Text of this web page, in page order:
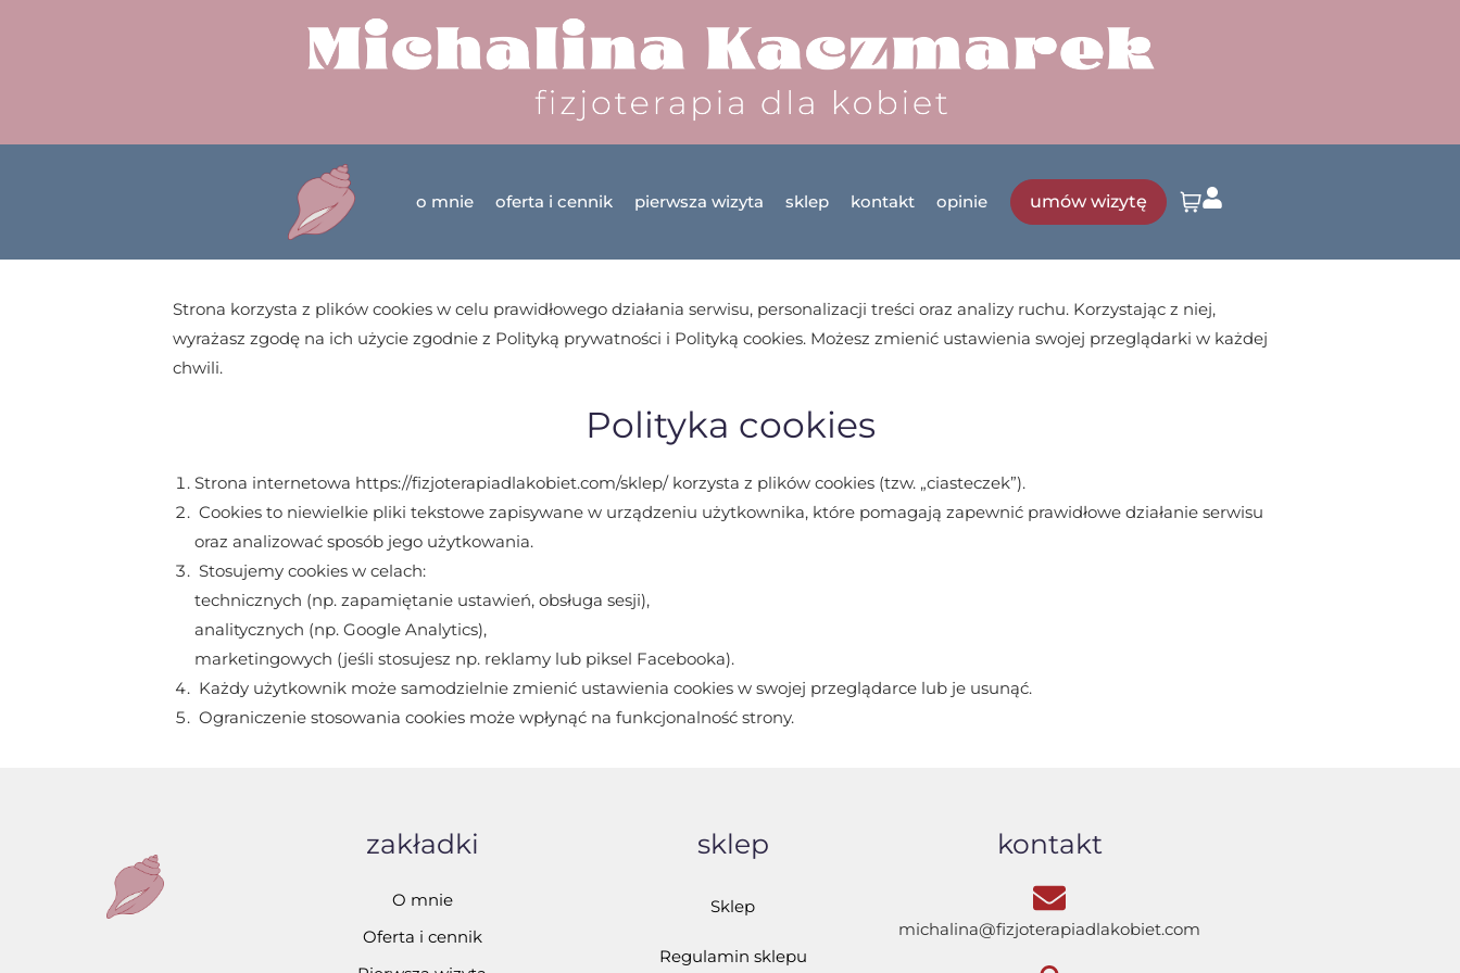
o mnie oferta i cennik pierwsza wizyta sklep kontakt opinie umów wizytę
Strona korzysta z plików cookies w celu prawidłowego działania serwisu, personalizacji treści oraz analizy ruchu. Korzystając z niej,
wyrażasz zgodę na ich użycie zgodnie z Polityką prywatności i Polityką cookies. Możesz zmienić ustawienia swojej przeglądarki w każdej
chwili.
Polityka cookies
Strona internetowa https://fizjoterapiadlakobiet.com/sklep/ korzysta z plików cookies (tzw. „ciasteczek”).
Cookies to niewielkie pliki tekstowe zapisywane w urządzeniu użytkownika, które pomagają zapewnić prawidłowe działanie serwisu
oraz analizować sposób jego użytkowania.
Stosujemy cookies w celach:
technicznych (np. zapamiętanie ustawień, obsługa sesji),
analitycznych (np. Google Analytics),
marketingowych (jeśli stosujesz np. reklamy lub piksel Facebooka).
Każdy użytkownik może samodzielnie zmienić ustawienia cookies w swojej przeglądarce lub je usunąć.
Ograniczenie stosowania cookies może wpłynąć na funkcjonalność strony.
zakładki
O mnie
Oferta i cennik
sklep
Sklep
Regulamin sklepu
kontakt
michalina@fizjoterapiadlakobiet.com